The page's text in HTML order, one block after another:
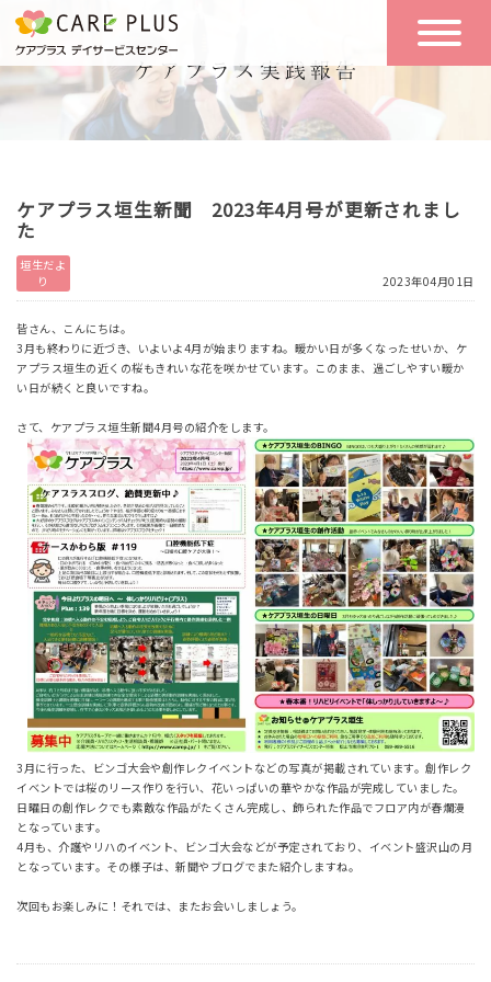
こんな方に
おすすめ
一日の流れ
一日体験
空き状況
リクルート
お問い合わせ
体験希望
ケアプラス垣生新聞 2023年4月号が更新されまし
た
垣生だよ
り
2023年04月01日
皆さん、こんにちは。
3月も終わりに近づき、いよいよ4月が始まりますね。暖かい日が多くなったせいか、ケ
アプラス垣生の近くの桜もきれいな花を咲かせています。このまま、過ごしやすい暖か
い日が続くと良いですね。
さて、ケアプラス垣生新聞4月号の紹介をします。
3月に行った、ビンゴ大会や創作レクイベントなどの写真が掲載されています。創作レク
イベントでは桜のリース作りを行い、花いっぱいの華やかな作品が完成していました。
日曜日の創作レクでも素敵な作品がたくさん完成し、飾られた作品でフロア内が春爛漫
となっています。
4月も、介護やリハのイベント、ビンゴ大会などが予定されており、イベント盛沢山の月
となっています。その様子は、新聞やブログでまた紹介しますね。
次回もお楽しみに！それでは、またお会いしましょう。